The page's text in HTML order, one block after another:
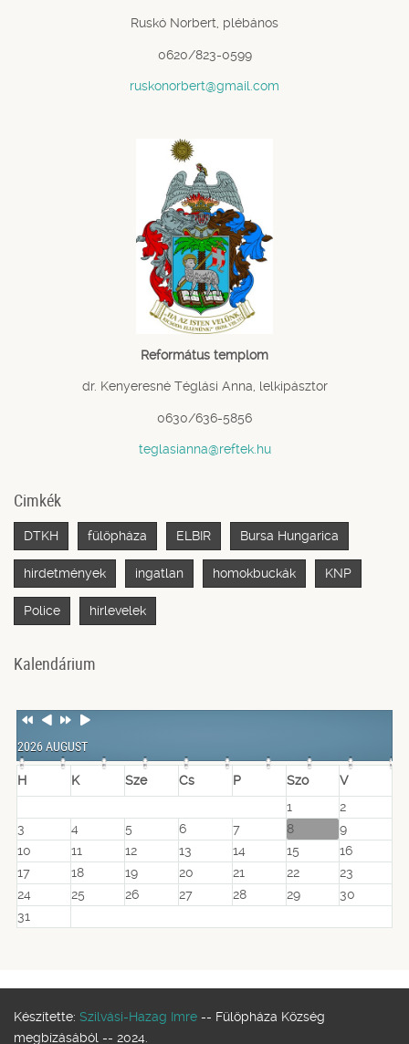
Ruskó Norbert, plébános
0620/823-0599
ruskonorbert@gmail.com
Református templom
dr. Kenyeresné Téglási Anna, lelkipásztor
0630/636-5856
teglasianna@reftek.hu
Cimkék
DTKH fülöpháza ELBIR Bursa Hungarica
hirdetmények ingatlan homokbuckák KNP
Police hírlevelek
Kalendárium
Previous
Previous
NextNext
2026 AUGUST
H K Sze Cs P Szo
V
1
2
3
4 5 6 7 8
9
10
11 12 13 14 15
16
17
18 19 20 21 22
23
24
25 26 27 28 29
30
31
Készítette: Szilvási-Hazag Imre -- Fülöpháza Község
megbízásából -- 2024.